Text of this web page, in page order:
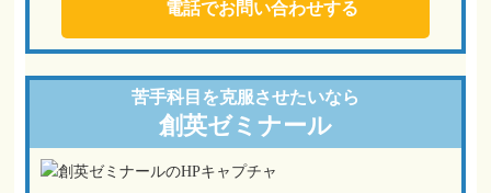
電話でお問い合わせする
苦手科目を克服させたいなら
創英ゼミナール